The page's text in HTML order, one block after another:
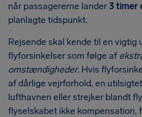
når passagererne lander3 timer
planlagte tidspunkt.
Rejsende skal kende til en vigtig
flyforsinkelser som følge af
omstændigheder. Hvis
af dårlige vejrforhold, en
lufthavnen eller strejker blandt
flyselskabet ikke kompensation,